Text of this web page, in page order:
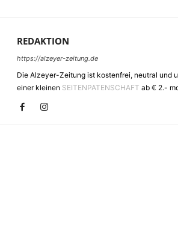
REDAKTION
https://alzeyer-zeitung.de
Die Alzeyer-Zeitung ist kostenfrei, neutral und
einer kleinen SEITENPATENSCHAFT ab € 2.-